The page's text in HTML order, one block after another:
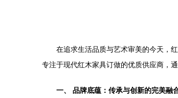
在追求生活品质与艺术审美的今天，
专注于现代红木家具订做的优质供应商，
一、 品牌底蕴：传承与创新的完美融